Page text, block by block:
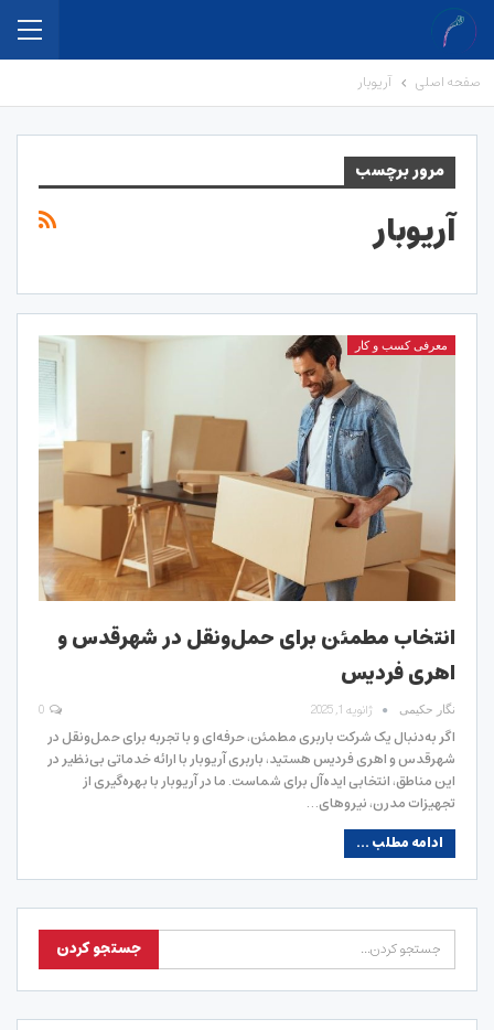
صفحه اصلی آریوبار
مرور برچسب
آریوبار
معرفی کسب و کار
انتخاب مطمئن برای حمل‌ونقل در شهرقدس و
اهری فردیس
نگار حکیمی ژانویه 1, 2025
اگر به‌دنبال یک شرکت باربری مطمئن، حرفه‌ای و با تجربه برای حمل‌ونقل در
شهرقدس و اهری فردیس هستید، باربری آریوبار با ارائه خدماتی بی‌نظیر در
این مناطق، انتخابی ایده‌آل برای شماست. ما در آریوبار با بهره‌گیری از
تجهیزات مدرن، نیروهای…
ادامه مطلب ...